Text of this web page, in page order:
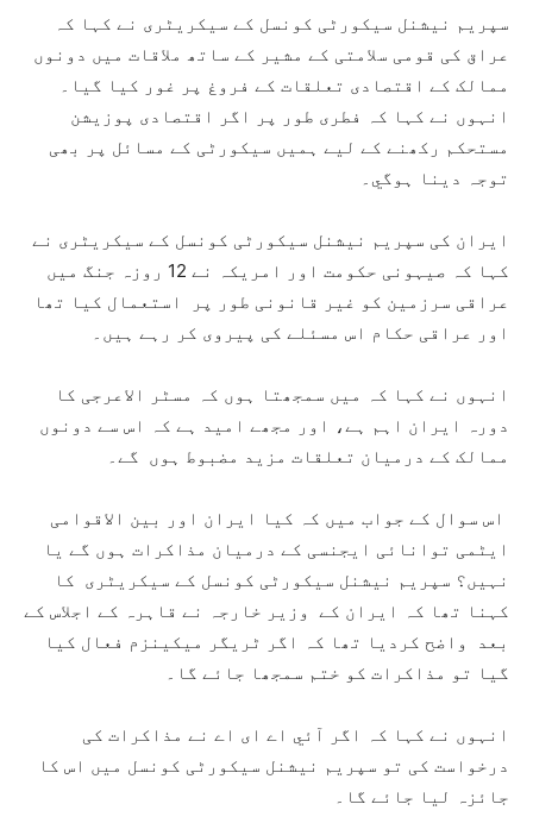
سپریم نیشنل سیکورٹی کونسل کے سیکریٹری نے کہا کہ
عراق کی قومی سلامتی کے مشیر کے ساتھ ملاقات میں دونوں
ممالک کے اقتصادی تعلقات کے فروغ پر غور کیا گيا۔
انہوں نے کہا کہ فطری طور پر اگر اقتصادی پوزیشن
مستحکم رکھنے کے لیے ہمیں سیکورٹی کے مسائل پر بھی
توجہ دینا ہوگي۔
ایران کی سپریم نیشنل سیکورٹی کونسل کے سیکریٹری نے
کہا کہ صیہونی حکومت اور امریکہ نے 12 روزہ جنگ میں
عراقی سرزمین کو غیر قانونی طور پر استعمال کیا تھا
اور عراقی حکام اس مسئلے کی پیروی کر رہے ہیں۔
انہوں نے کہا کہ میں سمجھتا ہوں کہ مسٹر الاعرجی کا
دورہ ایران اہم ہے، اور مجھے امید ہے کہ اس سے دونوں
ممالک کے درمیان تعلقات مزید مضبوط ہوں گے۔
اس سوال کے جواب میں کہ کیا ایران اور بین الاقوامی
ایٹمی توانائی ایجنسی کے درمیان مذاکرات ہوں گے یا
نہیں؟ سپریم نیشنل سیکورٹی کونسل کے سیکریٹری کا
کہنا تھا کہ ایران کے وزیر خارجہ نے قاہرہ کے اجلاس کے
بعد واضح کردیا تھا کہ اگر ٹریگر میکینزم فعال کیا
گیا تو مذاکرات کو ختم سمجھا جائے گا۔
انہوں نے کہا کہ اگر آئي اے ای اے نے مذاکرات کی
درخواست کی تو سپریم نیشنل سیکورٹی کونسل میں اس کا
جائزہ لیا جائے گا۔